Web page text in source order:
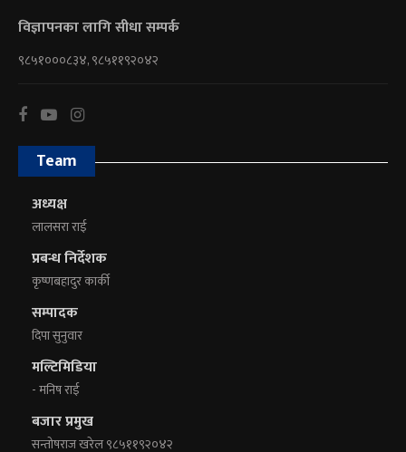
विज्ञापनका लागि सीधा सम्पर्क
९८५१०००८३४, ९८५११९२०४२
Team
अध्यक्ष
लालसरा राई
प्रबन्ध निर्देशक
कृष्णबहादुर कार्की
सम्पादक
दिपा सुनुवार
मल्टिमिडिया
- मनिष राई
बजार प्रमुख
सन्तोषराज खरेल ९८५११९२०४२